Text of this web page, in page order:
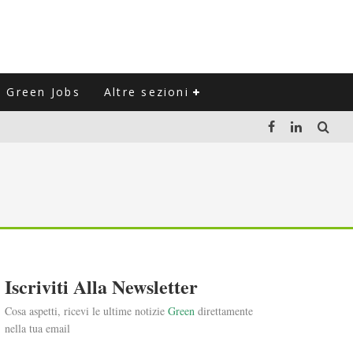
Green Jobs Altre sezioni
Iscriviti Alla Newsletter
Cosa aspetti, ricevi le ultime notizie Green direttamente
nella tua email